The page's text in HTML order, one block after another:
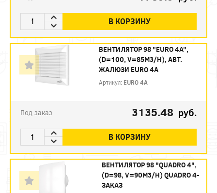
В КОРЗИНУ
ВЕНТИЛЯТОР 98 "EURO 4A",
(D=100, V=85M3/H), АВТ.
ЖАЛЮЗИ EURO 4A
Артикул: EURO 4A
Под заказ 3135.48 руб.
В КОРЗИНУ
ВЕНТИЛЯТОР 98 "QUADRO 4",
(D=98, V=90M3/H) QUADRO 4-
ЗАКАЗ